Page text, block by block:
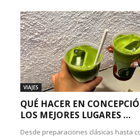
VIAJES
QUÉ HACER EN
LOS MEJORES LUGARES ...
Desde preparaciones clásicas hasta